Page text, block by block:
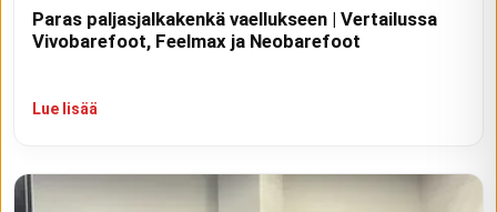
Paras paljasjalkakenkä vaellukseen | Vertailussa
Vivobarefoot, Feelmax ja Neobarefoot
Lue lisää